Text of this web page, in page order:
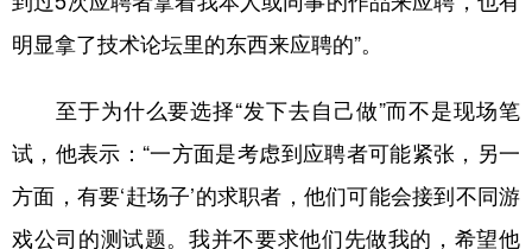
明显拿了技术论坛里的东西来应聘的”。
至于为什么要选择“发下去自己做”而不是现场笔
试，他表示：“一方面是考虑到应聘者可能紧张，另一
方面，有要‘赶场子’的求职者，他们可能会接到不同游
戏公司的测试题。我并不要求他们先做我的，希望他